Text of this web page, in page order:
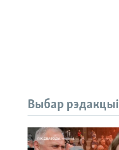
Выбар рэдакцыі